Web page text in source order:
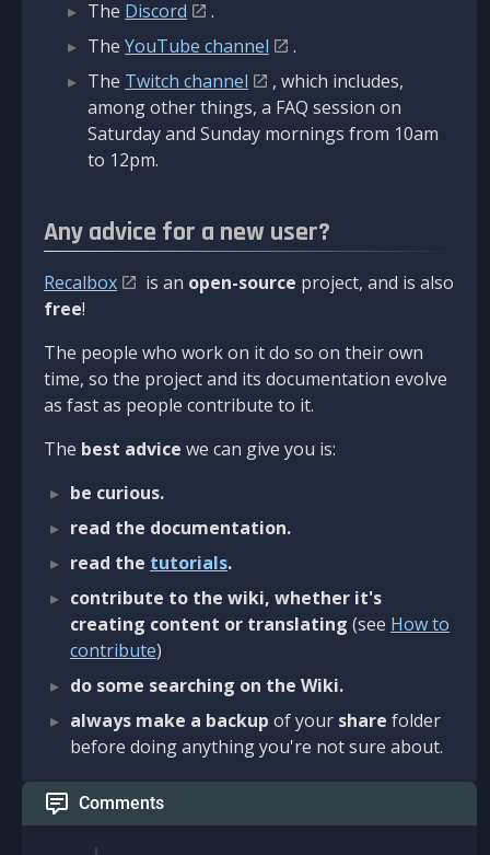
The Discord
.
The YouTube channel
.
The Twitch channel
, which includes,
among other things, a FAQ session on
Saturday and Sunday mornings from 10am
to 12pm.
Any advice for a new user?
Recalbox is an open-source project, and is also
free!
The people who work on it do so on their own
time, so the project and its documentation evolve
as fast as people contribute to it.
The best advice we can give you is:
be curious.
read the documentation.
read the tutorials.
contribute to the wiki, whether it's
creating content or translating (see How to
contribute)
do some searching on the Wiki.
always make a backup of your share folder
before doing anything you're not sure about.
Comments